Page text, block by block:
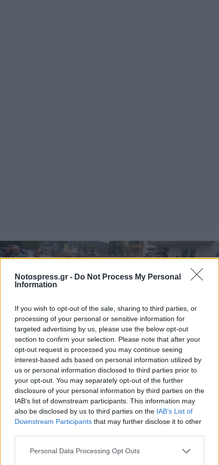
Notospress.gr - Do Not Process My Personal
Information
If you wish to opt-out of the sale, sharing to third parties, or
processing of your personal or sensitive information for
targeted advertising by us, please use the below opt-out
section to confirm your selection. Please note that after your
opt-out request is processed you may continue seeing
interest-based ads based on personal information utilized by
us or personal information disclosed to third parties prior to
your opt-out. You may separately opt-out of the further
disclosure of your personal information by third parties on the
IAB’s list of downstream participants. This information may
also be disclosed by us to third parties on the IAB’s List of
Downstream Participants that may further disclose it to other
Personal Data Processing Opt Outs